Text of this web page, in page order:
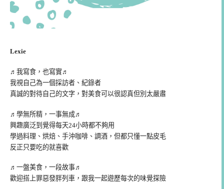
Lexie
♬我寫食，也寫實♬
我視自己為一個採訪者、紀錄者
真誠的對待自己的文字，對美食可以很認真但別太嚴肅
♬學無所精，一事無成♬
興趣廣泛到覺得每天24小時都不夠用
學過料理、烘焙、手沖咖啡、調酒，但都只懂一點皮毛
反正只要吃的就喜歡
♬一盤美食，一段故事♬
歡迎搭上罪惡發胖列車，跟我一起遊歷每次的味覺探險